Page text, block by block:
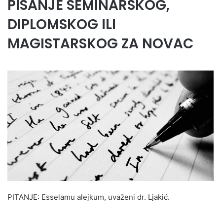
PISANJE SEMINARSKOG,
DIPLOMSKOG ILI
MAGISTARSKOG ZA NOVAC
PITANJE: Esselamu alejkum, uvaženi dr. Ljakić.